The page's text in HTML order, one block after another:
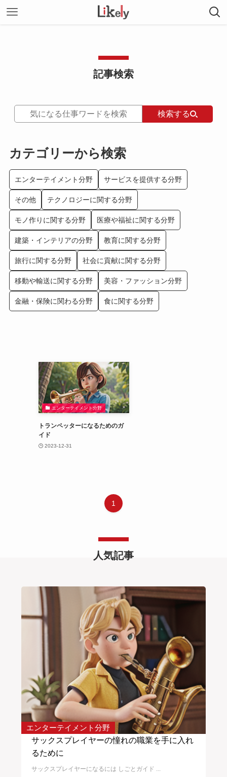
記事検索
検索する
カテゴリーから検索
エンターテイメント分野 サービスを提供する分野
その他 テクノロジーに関する分野
モノ作りに関する分野 医療や福祉に関する分野
建築・インテリアの分野 教育に関する分野
旅行に関する分野 社会に貢献に関する分野
移動や輸送に関する分野 美容・ファッション分野
金融・保険に関わる分野 食に関する分野
エンターテイメント分野
トランペッターになるためのガ
イド
2023-12-31
1
人気記事
エンターテイメント分野
サックスプレイヤーの憧れの職業を手に入れ
るために
サックスプレイヤーになるには しごとガイド ...